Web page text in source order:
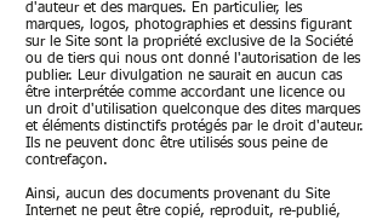
d'auteur et des marques. En particulier, les
marques, logos, photographies et dessins figurant
sur le Site sont la propriété exclusive de la Société
ou de tiers qui nous ont donné l'autorisation de les
publier. Leur divulgation ne saurait en aucun cas
être interprétée comme accordant une licence ou
un droit d'utilisation quelconque des dites marques
et éléments distinctifs protégés par le droit d'auteur.
Ils ne peuvent donc être utilisés sous peine de
contrefaçon.
Ainsi, aucun des documents provenant du Site
Internet ne peut être copié, reproduit, re-publié,